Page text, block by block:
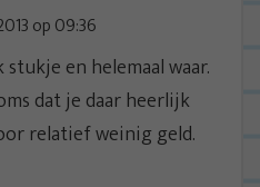
op 09:36
stukje en helemaal waar.
dat je daar heerlijk
relatief weinig geld.